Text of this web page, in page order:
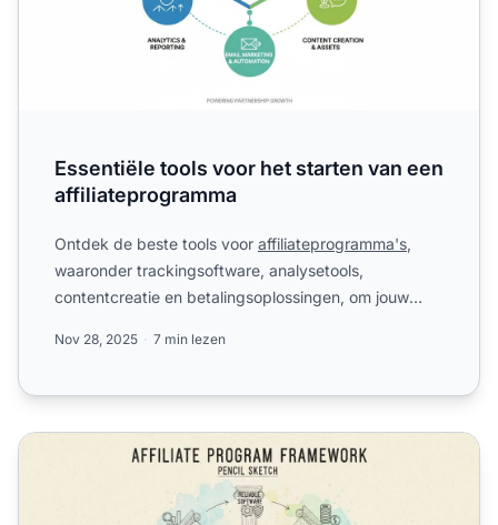
Essentiële tools voor het starten van een
affiliateprogramma
Ontdek de beste tools voor affiliateprogramma's,
waaronder trackingsoftware, analysetools,
contentcreatie en betalingsoplossingen, om jouw
Nov 28, 2025 7 min lezen
Hoe Zorg Ik Voor het Succes van Mijn Affiliate